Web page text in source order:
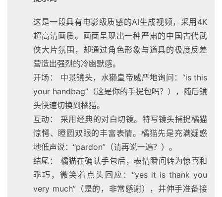
这是一段具有电影级质感的AI生成视频，采用4K
超高清画质。画面呈现出一种严肃的中国古代武
侠大片氛围，却通过角色形象与道具的极度反差
营造出强烈的冷幽默感。
开场： 中景镜头，水獭皇帝威严地询问：“is this
your handbag”（这是你的手提包吗？），随后镜
头快速切换到橘猫。
互动： 采用经典的对白切镜。特写镜头捕捉橘猫
惊愕、瞪圆双眼的丰富表情。橘猫先是充满疑惑
地低声说：“pardon”（请再说一遍？）。
结尾： 橘猫在确认手包后，表情瞬间转为惊喜和
乖巧，微笑着点头回应：“yes it is thank you
very much”（是的，非常感谢），并伸手准备接